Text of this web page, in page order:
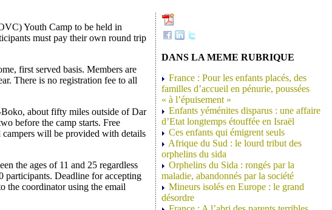
Youth Camp to be held in
must pay their own round trip
first served basis. Members are
There is no registration fee to all
about fifty miles outside of Dar
before the camp starts. Free
will be provided with details
the ages of 11 and 25 regardless
participants. Deadline for accepting
the coordinator using the email
DANS LA MEME RUBRIQUE
France : Pour les enfants placés, des
familles d’accueil en pénurie, poussées
« à l’épuisement »
Enfants yéménites disparus : une affaire
d’Etat longtemps étouffée en Israël
Ces enfants qui émigrent seuls
Afrique du Sud : le lourd tribut des
orphelins du sida
Orphelins du Sida : rongés par la
maladie, abandonnés par la société
Mineurs isolés en Europe : le grand
désordre